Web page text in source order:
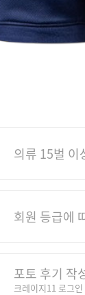
의류 15벌 이
회원 등급에
포토 후기 작
크레이지11 로그